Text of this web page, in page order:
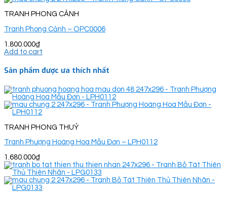
TRANH PHONG CẢNH
Tranh Phong Cảnh – OPC0006
1.800.000₫
Add to cart
Sản phẩm được ưa thích nhất
TRANH PHONG THUỶ
Tranh Phượng Hoàng Hoa Mẫu Đơn – LPH0112
1.680.000₫